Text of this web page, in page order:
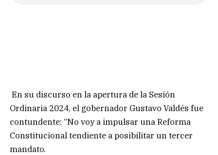
En su discurso en la apertura de la Sesión
Ordinaria 2024, el gobernador Gustavo Valdés fue
contundente: “No voy a impulsar una Reforma
Constitucional tendiente a posibilitar un tercer
mandato.